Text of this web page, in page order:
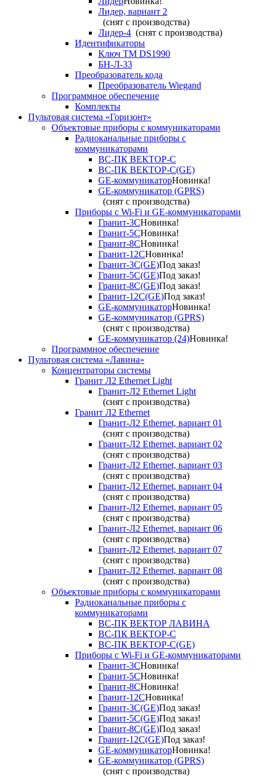
Лидер, вариант 2
(снят с производства)
Лидер-4 (снят с производства)
Идентификаторы
Ключ TM DS1990
БН-Л-33
Преобразователь кода
Преобразователь Wiegand
Программное обеспечение
Комплекты
Пультовая система «Горизонт»
Объектовые приборы с коммуникаторами
Радиоканальные приборы с
коммуникаторами
ВС-ПК ВЕКТОР-С
ВС-ПК ВЕКТОР-С(GE)
GE-коммуникаторНовинка!
GE-коммуникатор (GPRS)
(снят с производства)
Приборы с Wi-Fi и GE-коммуникаторами
Гранит-3СНовинка!
Гранит-5СНовинка!
Гранит-8СНовинка!
Гранит-12СНовинка!
Гранит-3С(GE)Под заказ!
Гранит-5С(GE)Под заказ!
Гранит-8С(GE)Под заказ!
Гранит-12С(GE)Под заказ!
GE-коммуникаторНовинка!
GE-коммуникатор (GPRS)
(снят с производства)
GE-коммуникатор (24)Новинка!
Программное обеспечение
Пультовая система «Лавина»
Концентраторы системы
Гранит Л2 Ethernet Light
Гранит-Л2 Ethernet Light
(снят с производства)
Гранит Л2 Ethernet
Гранит-Л2 Ethernet, вариант 01
(снят с производства)
Гранит-Л2 Ethernet, вариант 02
(снят с производства)
Гранит-Л2 Ethernet, вариант 03
(снят с производства)
Гранит-Л2 Ethernet, вариант 04
(снят с производства)
Гранит-Л2 Ethernet, вариант 05
(снят с производства)
Гранит-Л2 Ethernet, вариант 06
(снят с производства)
Гранит-Л2 Ethernet, вариант 07
(снят с производства)
Гранит-Л2 Ethernet, вариант 08
(снят с производства)
Объектовые приборы с коммуникаторами
Радиоканальные приборы с
коммуникаторами
ВС-ПК ВЕКТОР ЛАВИНА
ВС-ПК ВЕКТОР-С
ВС-ПК ВЕКТОР-С(GE)
Приборы с Wi-Fi и GE-коммуникаторами
Гранит-3СНовинка!
Гранит-5СНовинка!
Гранит-8СНовинка!
Гранит-12СНовинка!
Гранит-3С(GE)Под заказ!
Гранит-5С(GE)Под заказ!
Гранит-8С(GE)Под заказ!
Гранит-12С(GE)Под заказ!
GE-коммуникаторНовинка!
GE-коммуникатор (GPRS)
(снят с производства)